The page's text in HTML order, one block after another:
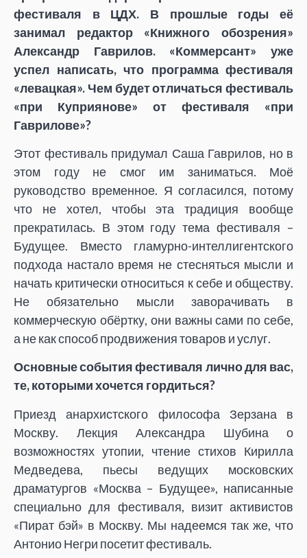
фестиваля в ЦДХ. В прошлые годы её
занимал редактор «Книжного обозрения»
Александр Гаврилов. «Коммерсант» уже
успел написать, что программа фестиваля
«левацкая». Чем будет отличаться фестиваль
«при Куприянове» от фестиваля «при
Гаврилове»?
Этот фестиваль придумал Саша Гаврилов, но в
этом году не смог им заниматься. Моё
руководство временное. Я согласился, потому
что не хотел, чтобы эта традиция вообще
прекратилась. В этом году тема фестиваля –
Будущее. Вместо гламурно-интеллигентского
подхода настало время не стесняться мысли и
начать критически относиться к себе и обществу.
Не обязательно мысли заворачивать в
коммерческую обёртку, они важны сами по себе,
а не как способ продвижения товаров и услуг.
Основные события фестиваля лично для вас,
те, которыми хочется гордиться?
Приезд анархистского философа Зерзана в
Москву. Лекция Александра Шубина о
возможностях утопии, чтение стихов Кирилла
Медведева, пьесы ведущих московских
драматургов «Москва – Будущее», написанные
специально для фестиваля, визит активистов
«Пират бэй» в Москву. Мы надеемся так же, что
Антонио Негри посетит фестиваль.